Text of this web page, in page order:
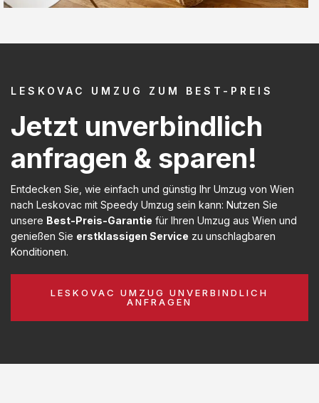
LESKOVAC UMZUG ZUM BEST-PREIS
Jetzt unverbindlich
anfragen & sparen!
Entdecken Sie, wie einfach und günstig Ihr Umzug von Wien
nach Leskovac mit Speedy Umzug sein kann: Nutzen Sie
unsere Best-Preis-Garantie für Ihren Umzug aus Wien und
genießen Sie erstklassigen Service zu unschlagbaren
Konditionen.
LESKOVAC UMZUG UNVERBINDLICH
ANFRAGEN